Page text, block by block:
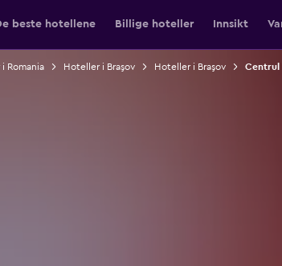
beste hotellene Billige hoteller Innsikt
Romania Hoteller i Braşov Hoteller i Braşov Centrul